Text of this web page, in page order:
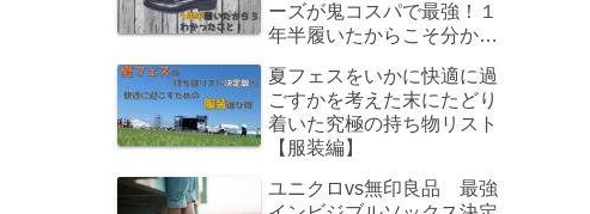
ーズが鬼コスパで最強！１
年半履いたからこそ分かっ
夏フェスをいかに快適に過
ごすかを考えた末にたどり
着いた究極の持ち物リスト
【服装編】
ユニクロvs無印良品 最強